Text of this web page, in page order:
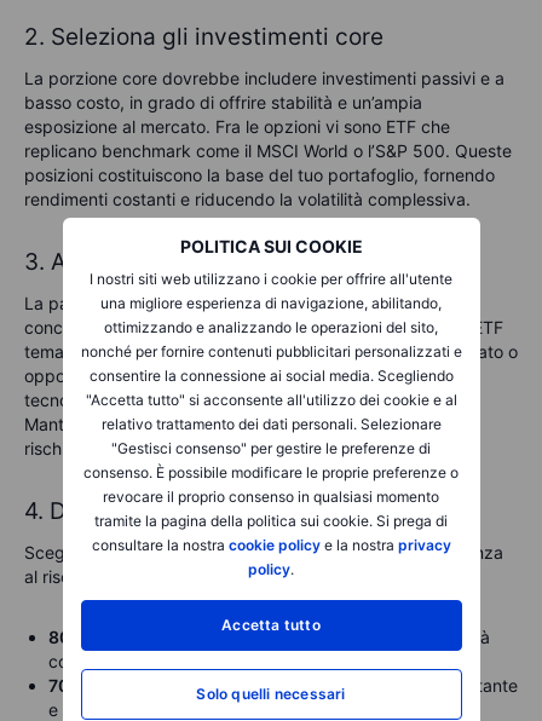
POLITICA SUI COOKIE
I nostri siti web utilizzano i cookie per offrire all'utente
una migliore esperienza di navigazione, abilitando,
ottimizzando e analizzando le operazioni del sito,
nonché per fornire contenuti pubblicitari personalizzati e
consentire la connessione ai social media. Scegliendo
"Accetta tutto" si acconsente all'utilizzo dei cookie e al
relativo trattamento dei dati personali. Selezionare
"Gestisci consenso" per gestire le preferenze di
consenso. È possibile modificare le proprie preferenze o
revocare il proprio consenso in qualsiasi momento
tramite la pagina della politica sui cookie. Si prega di
consultare la nostra cookie policye la nostra privacy
policy.
Accetta tutto
Solo quelli necessari
2. Seleziona gli investimenti core
La porzione core dovrebbe includere investimenti passivi e a
basso costo, in grado di offrire stabilità e un’ampia
esposizione al mercato. Fra le opzioni vi sono ETF che
replicano benchmark come il MSCI World o l’S&P 500. Queste
posizioni costituiscono la base del tuo portafoglio, fornendo
rendimenti costanti e riducendo la volatilità complessiva.
3. Aggiungi gli investimenti satellite
La parte satellite aumenta il potenziale di crescita
concentrandosi su settori, regioni o temi specifici. Valuta ETF
tematici o titoli individuali in linea con le tendenze di mercato o
opportunità emergenti, come l’energia rinnovabile, la
tecnologia o le azioni di società a bassa capitalizzazione.
Mantieni ridotta la quota dedicata al satellite per gestire il
rischio in modo efficace.
4. Definisci la tua allocazione ideale
Scegli un rapporto di allocazione che rifletta la tua tolleranza
al rischio e la tua strategia d’investimento. Ad esempio:
80-20 per investitori conservativi
. Priorità alla stabilità
con un’esposizione limitata agli asset ad alto rischio.
70-30 per portafogli bilanciati
. Combina crescita costante
e rischio moderato.